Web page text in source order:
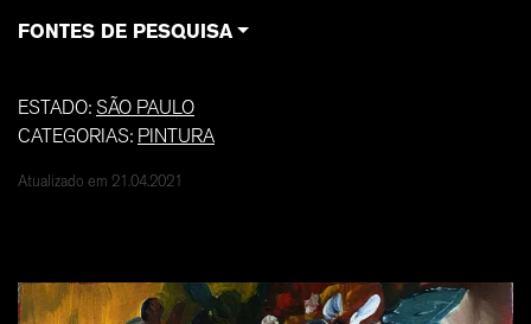
FONTES DE PESQUISA
ESTADO: SÃO PAULO
CATEGORIAS: PINTURA
Atualizado em 21.04.2021